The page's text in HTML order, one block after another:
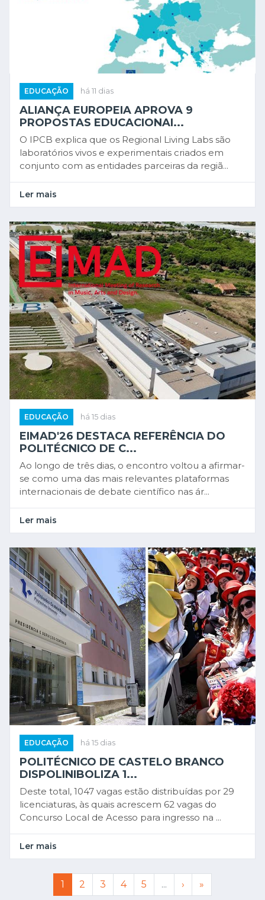
EDUCAÇÃO há 11 dias
ALIANÇA EUROPEIA APROVA 9
PROPOSTAS EDUCACIONAI...
O IPCB explica que os Regional Living Labs são
laboratórios vivos e experimentais criados em
conjunto com as entidades parceiras da regiã...
Ler mais
EDUCAÇÃO há 15 dias
EIMAD'26 DESTACA REFERÊNCIA DO
POLITÉCNICO DE C...
Ao longo de três dias, o encontro voltou a afirmar-
se como uma das mais relevantes plataformas
internacionais de debate científico nas ár...
Ler mais
EDUCAÇÃO há 15 dias
POLITÉCNICO DE CASTELO BRANCO
DISPOLINIBOLIZA 1...
Deste total, 1047 vagas estão distribuídas por 29
licenciaturas, às quais acrescem 62 vagas do
Concurso Local de Acesso para ingresso na ...
Ler mais
1 2 3 4 5 ... › »